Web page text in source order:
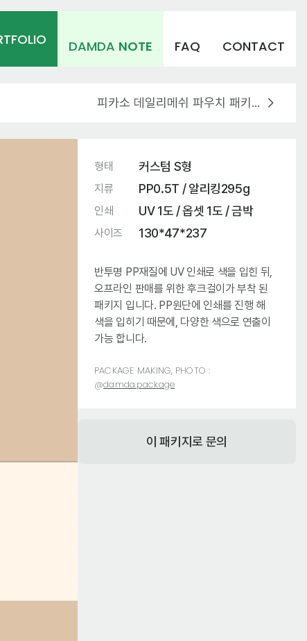
DAMDA NOTE FAQ CONTACT
피카소 데일리메쉬 파우치 패키지 제작
형태 커스텀 S형
지류 PP0.5T / 알리킹295g
인쇄 UV 1도 / 옵셋 1도 / 금박
사이즈 130*47*237
반투명 PP재질에 UV 인쇄로 색을 입힌 뒤,
오프라인 판매를 위한 후크걸이가 부착 된
패키지 입니다. PP원단에 인쇄를 진행 해
색을 입히기 때문에, 다양한 색으로 연출이
가능 합니다.
PACKAGE MAKING, PHOTO :
@damda.package
이 패키지로 문의